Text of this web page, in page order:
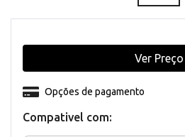
Compativel com:
Opções de pagamento
Ver Preço